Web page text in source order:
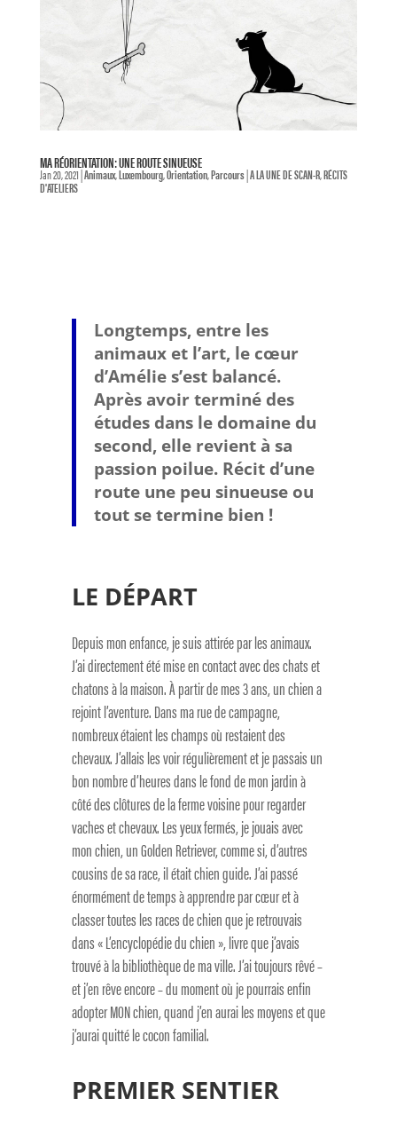
MA RÉORIENTATION: UNE ROUTE SINUEUSE
Jan 20, 2021|Animaux,Luxembourg,Orientation,Parcours|A LA UNE DE SCAN-R,RÉCITS
D'ATELIERS
Longtemps, entre les
animaux et l’art, le cœur
d’Amélie s’est balancé.
Après avoir terminé des
études dans le domaine du
second, elle revient à sa
passion poilue. Récit d’une
route une peu sinueuse ou
tout se termine bien !
LE DÉPART
Depuis mon enfance, je suis attirée par les animaux.
J’ai directement été mise en contact avec des chats et
chatons à la maison. À partir de mes 3 ans, un chien a
rejoint l’aventure. Dans ma rue de campagne,
nombreux étaient les champs où restaient des
chevaux. J’allais les voir régulièrement et je passais un
bon nombre d’heures dans le fond de mon jardin à
côté des clôtures de la ferme voisine pour regarder
vaches et chevaux. Les yeux fermés, je jouais avec
mon chien, un Golden Retriever, comme si, d’autres
cousins de sa race, il était chien guide. J’ai passé
énormément de temps à apprendre par cœur et à
classer toutes les races de chien que je retrouvais
dans « L’encyclopédie du chien », livre que j’avais
trouvé à la bibliothèque de ma ville. J’ai toujours rêvé –
et j’en rêve encore – du moment où je pourrais enfin
adopter MON chien, quand j’en aurai les moyens et que
j’aurai quitté le cocon familial.
PREMIER SENTIER